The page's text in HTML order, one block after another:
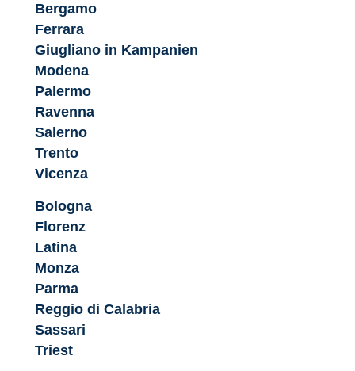
Bergamo
Ferrara
Giugliano in Kampanien
Modena
Palermo
Ravenna
Salerno
Trento
Vicenza
Bologna
Florenz
Latina
Monza
Parma
Reggio di Calabria
Sassari
Triest